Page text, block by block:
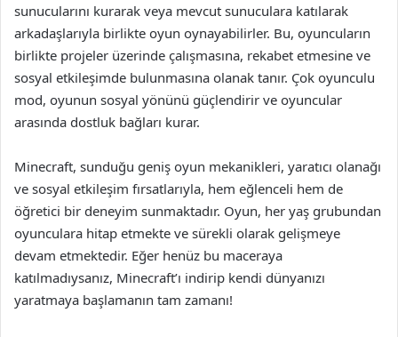
sunucularını kurarak veya mevcut sunuculara katılarak
arkadaşlarıyla birlikte oyun oynayabilirler. Bu, oyuncuların
birlikte projeler üzerinde çalışmasına, rekabet etmesine ve
sosyal etkileşimde bulunmasına olanak tanır. Çok oyunculu
mod, oyunun sosyal yönünü güçlendirir ve oyuncular
arasında dostluk bağları kurar.
Minecraft, sunduğu geniş oyun mekanikleri, yaratıcı olanağı
ve sosyal etkileşim fırsatlarıyla, hem eğlenceli hem de
öğretici bir deneyim sunmaktadır. Oyun, her yaş grubundan
oyunculara hitap etmekte ve sürekli olarak gelişmeye
devam etmektedir. Eğer henüz bu maceraya
katılmadıysanız, Minecraft’ı indirip kendi dünyanızı
yaratmaya başlamanın tam zamanı!